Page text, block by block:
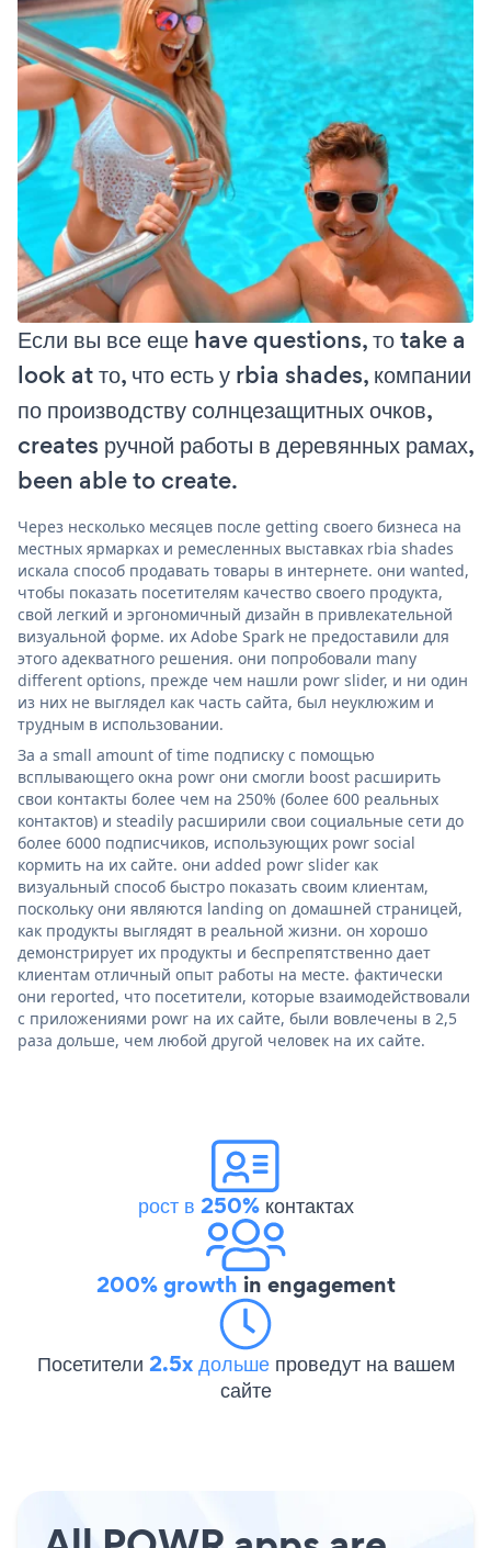
Если вы все еще have questions, то take a
look at то, что есть у rbia shades, компании
по производству солнцезащитных очков,
creates ручной работы в деревянных рамах,
been able to create.
Через несколько месяцев после getting своего бизнеса на
местных ярмарках и ремесленных выставках rbia shades
искала способ продавать товары в интернете. они wanted,
чтобы показать посетителям качество своего продукта,
свой легкий и эргономичный дизайн в привлекательной
визуальной форме. их Adobe Spark не предоставили для
этого адекватного решения. они попробовали many
different options, прежде чем нашли powr slider, и ни один
из них не выглядел как часть сайта, был неуклюжим и
трудным в использовании.
За a small amount of time подписку с помощью
всплывающего окна powr они смогли boost расширить
свои контакты более чем на 250% (более 600 реальных
контактов) и steadily расширили свои социальные сети до
более 6000 подписчиков, использующих powr social
кормить на их сайте. они added powr slider как
визуальный способ быстро показать своим клиентам,
поскольку они являются landing on домашней страницей,
как продукты выглядят в реальной жизни. он хорошо
демонстрирует их продукты и беспрепятственно дает
клиентам отличный опыт работы на месте. фактически
они reported, что посетители, которые взаимодействовали
с приложениями powr на их сайте, были вовлечены в 2,5
раза дольше, чем любой другой человек на их сайте.
рост в 250%контактах
200% growth in engagement
Посетители 2.5x дольше проведут на вашем
сайте